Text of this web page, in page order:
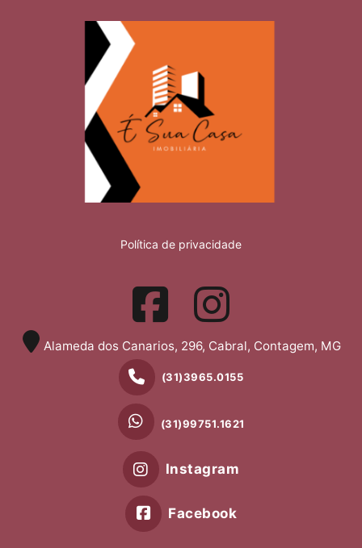
Política de privacidade
Alameda dos Canarios, 296, Cabral, Contagem, MG
(31)3965.0155
(31)99751.1621
Instagram
Facebook